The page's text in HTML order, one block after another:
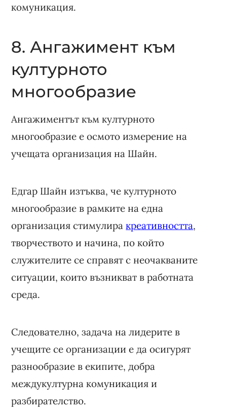
комуникация.
8. Ангажимент към
културното
многообразие
Ангажиментът към културното
многообразие е осмото измерение на
учещата организация на Шайн.
Едгар Шайн изтъква, че културното
многообразие в рамките на една
организация стимулиракреативността,
творчеството и начина, по който
служителите се справят с неочакваните
ситуации, които възникват в работната
среда.
Следователно, задача на лидерите в
учещите се организации е да осигурят
разнообразие в екипите, добра
междукултурна комуникация и
разбирателство.